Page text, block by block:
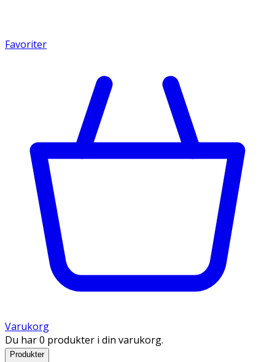
Favoriter
Varukorg
Du har 0 produkter i din varukorg.
Produkter